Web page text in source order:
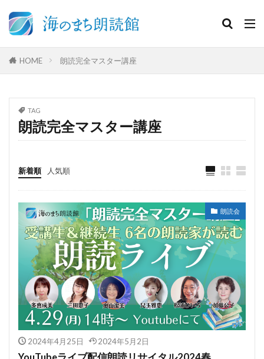
HOME 朗読完全マスター講座
TAG
朗読完全マスター講座
新着順 人気順
朗読会
2024年4月25日 2024年5月2日